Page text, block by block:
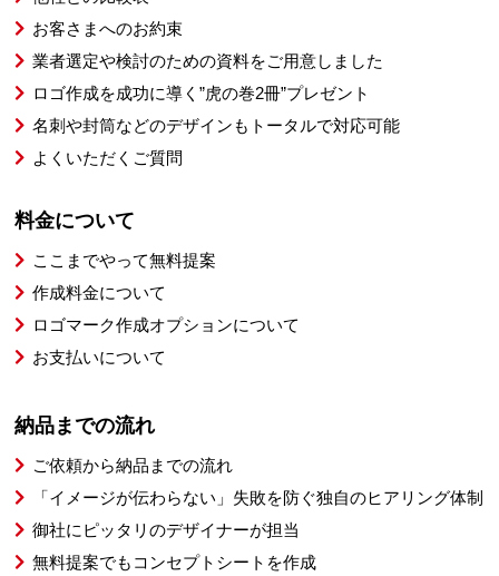
お客さまへのお約束
業者選定や検討のための資料をご用意しました
ロゴ作成を成功に導く”虎の巻2冊”プレゼント
名刺や封筒などのデザインもトータルで対応可能
よくいただくご質問
料金について
ここまでやって無料提案
作成料金について
ロゴマーク作成オプションについて
お支払いについて
納品までの流れ
ご依頼から納品までの流れ
「イメージが伝わらない」失敗を防ぐ独自のヒアリング体制
御社にピッタリのデザイナーが担当
無料提案でもコンセプトシートを作成